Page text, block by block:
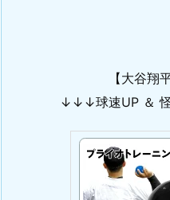
【大谷翔
↓↓↓球速UP ＆